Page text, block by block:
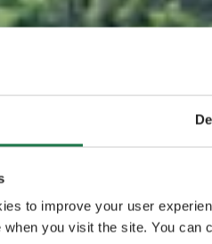
to improve your user
you visit the site. You can